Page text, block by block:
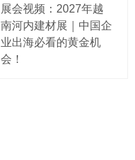
展会视频：2027年越
南河内建材展｜中国企
业出海必看的黄金机
会！